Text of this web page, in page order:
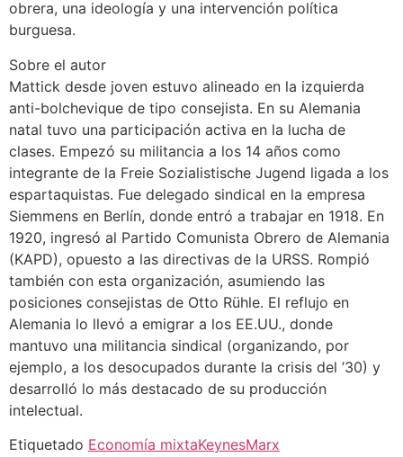
obrera, una ideología y una intervención política
burguesa.
Sobre el autor
Mattick desde joven estuvo alineado en la izquierda
anti-bolchevique de tipo consejista. En su Alemania
natal tuvo una participación activa en la lucha de
clases. Empezó su militancia a los 14 años como
integrante de la Freie Sozialistische Jugend ligada a los
espartaquistas. Fue delegado sindical en la empresa
Siemmens en Berlín, donde entró a trabajar en 1918. En
1920, ingresó al Partido Comunista Obrero de Alemania
(KAPD), opuesto a las directivas de la URSS. Rompió
también con esta organización, asumiendo las
posiciones consejistas de Otto Rühle. El reflujo en
Alemania lo llevó a emigrar a los EE.UU., donde
mantuvo una militancia sindical (organizando, por
ejemplo, a los desocupados durante la crisis del ’30) y
desarrolló lo más destacado de su producción
intelectual.
Etiquetado Economía mixtaKeynesMarx